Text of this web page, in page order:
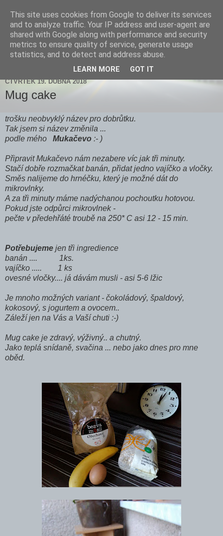
Zdenička
ČTVRTEK 19. DUBNA 2018
Mug cake
trošku neobvyklý název pro dobrůtku.
Tak jsem si název změnila ...
podle mého
Mukačevo :- )
Připravit Mukačevo nám nezabere víc jak tři minuty.
Stačí dobře rozmačkat banán, přidat jedno vajíčko a vločky.
Směs nalijeme do hrnéčku, který je možné dát do
mikrovlnky.
A za tři minuty máme nadýchanou pochoutku hotovou.
Pokud jste odpůrci mikrovlnek -
pečte v předehřáté troubě na 250* C asi 12 - 15 min.
Potřebujeme jen tři ingredience
banán .... 1ks.
vajíčko ..... 1 ks
ovesné vločky.... já dávám musli - asi 5-6 lžic
Je mnoho možných variant - čokoládový, špaldový,
kokosový, s jogurtem a ovocem..
Záleží jen na Vás a Vaší chuti :-)
Mug cake je zdravý, výživný.. a chutný.
Jako teplá snídaně, svačina ... nebo jako dnes pro mne
oběd.
This site uses cookies from Google to deliver its services
and to analyze traffic. Your IP address and user-agent are
shared with Google along with performance and security
metrics to ensure quality of service, generate usage
statistics, and to detect and address abuse.
LEARN MORE GOT IT